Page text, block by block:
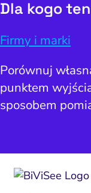
Dla kogo
Firmy i marki
Porównuj
punktem
sposobem